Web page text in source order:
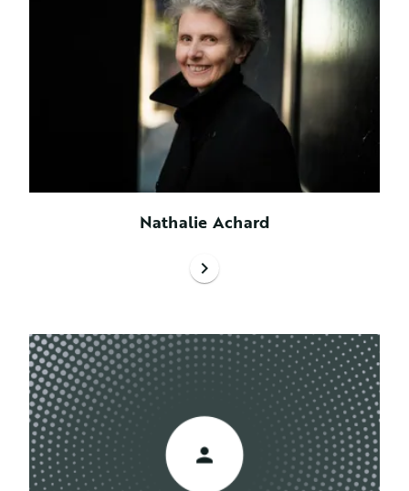
Nathalie Achard
chevron_right